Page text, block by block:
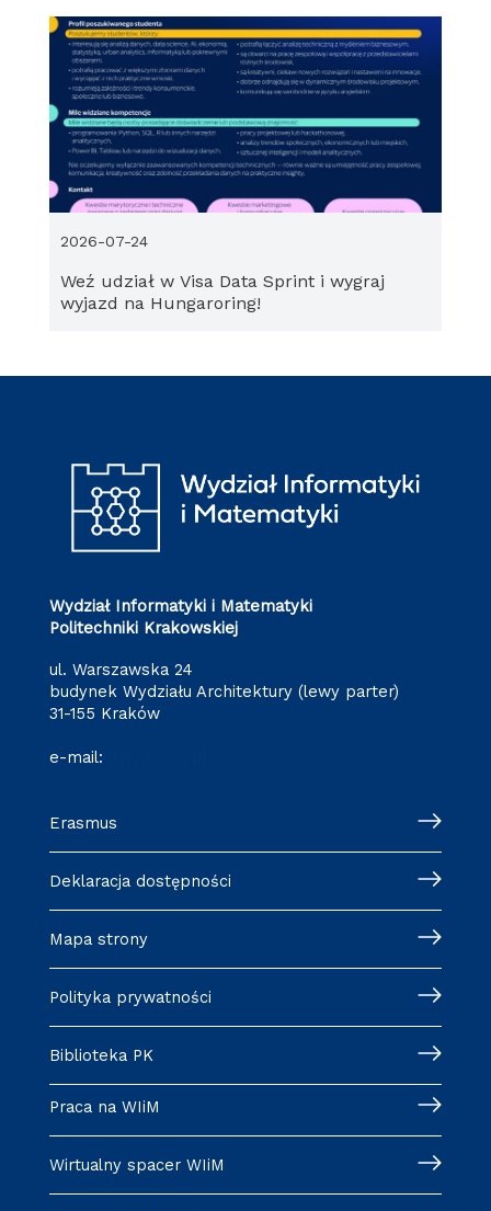
Weź udział w Visa Data Sprint i wygraj
wyjazd na Hungaroring!
2026-07-24
Wydział Informatyki i Matematyki
Politechniki Krakowskiej
ul. Warszawska 24
budynek Wydziału Architektury (lewy parter)
31-155 Kraków
e-mail:
Erasmus
Deklaracja dostępności
Mapa strony
Polityka prywatności
Biblioteka PK
Praca na WIiM
Wirtualny spacer WIiM